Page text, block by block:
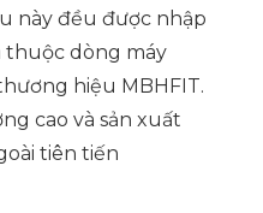
này đều được nhập
thuộc dòng máy
hiệu MBHFIT.
cao và sản xuất
tiên tiến